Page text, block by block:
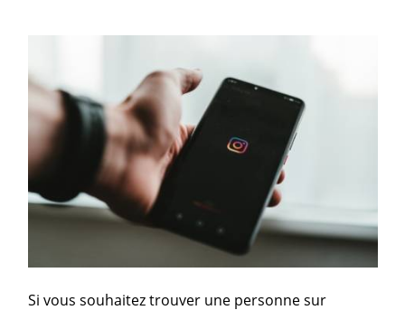
Si vous souhaitez trouver une personne sur